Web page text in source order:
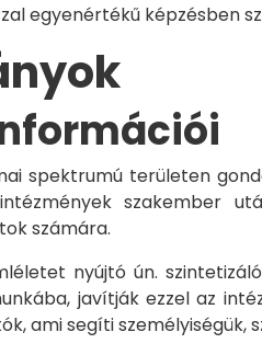
egyenértékű képzésben
spektrumú területen
szakember
számára.
nyújtó ún.
javítják ezzel az
ami segíti